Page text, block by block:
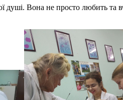
Вона не просто любить та